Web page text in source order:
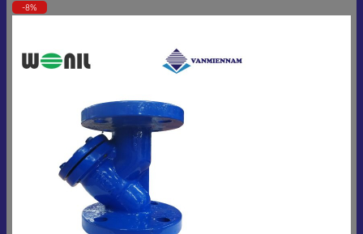
-8%